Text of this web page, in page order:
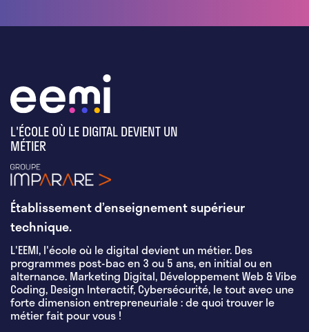
L'ÉCOLE OÙ LE DIGITAL DEVIENT UN
MÉTIER
Établissement d’enseignement supérieur
technique.
L'EEMI, l'école où le digital devient un métier. Des
programmes post-bac en 3 ou 5 ans, en initial ou en
alternance. Marketing Digital, Développement Web & Vibe
Coding, Design Interactif, Cybersécurité, le tout avec une
forte dimension entrepreneuriale : de quoi trouver le
métier fait pour vous !